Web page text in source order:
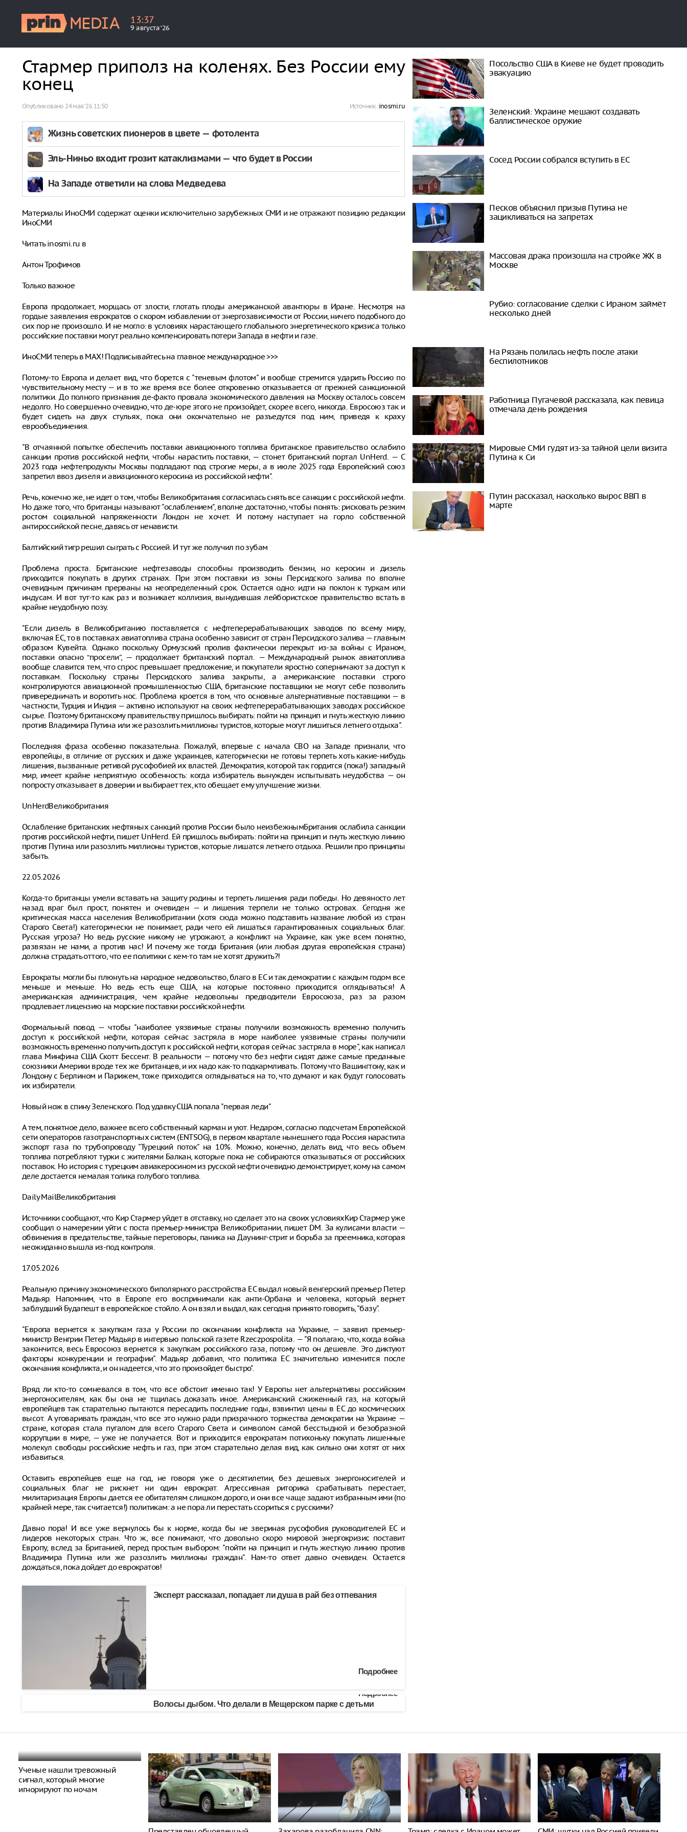
13:37
9 августа ‘26
Стармер приполз на коленях. Без России ему
конец
Опубликовано 24 мая ‘26 11:50 Источник: inosmi.ru
Жизнь советских пионеров в цвете — фотолента
Эль-Ниньо входит грозит катаклизмами — что будет в России
На Западе ответили на слова Медведева
Материалы ИноСМИ содержат оценки исключительно зарубежных СМИ и не отражают позицию редакции
ИноСМИ
Читать inosmi.ru в
Антон Трофимов
Только важное
Европа продолжает, морщась от злости, глотать плоды американской авантюры в Иране. Несмотря на
гордые заявления еврократов о скором избавлении от энергозависимости от России, ничего подобного до
сих пор не произошло. И не могло: в условиях нарастающего глобального энергетического кризиса только
российские поставки могут реально компенсировать потери Запада в нефти и газе.
ИноСМИ теперь в MAX! Подписывайтесь на главное международное >>>
Потому-то Европа и делает вид, что борется с "теневым флотом" и вообще стремится ударить Россию по
чувствительному месту — и в то же время все более откровенно отказывается от прежней санкционной
политики. До полного признания де-факто провала экономического давления на Москву осталось совсем
недолго. Но совершенно очевидно, что де-юре этого не произойдет, скорее всего, никогда. Евросоюз так и
будет сидеть на двух стульях, пока они окончательно не разъедутся под ним, приведя к краху
еврообъединения.
"В отчаянной попытке обеспечить поставки авиационного топлива британское правительство ослабило
санкции против российской нефти, чтобы нарастить поставки, — стонет британский портал UnHerd. — С
2023 года нефтепродукты Москвы подпадают под строгие меры, а в июле 2025 года Европейский союз
запретил ввоз дизеля и авиационного керосина из российской нефти".
Речь, конечно же, не идет о том, чтобы Великобритания согласилась снять все санкции с российской нефти.
Но даже того, что британцы называют "ослаблением", вполне достаточно, чтобы понять: рисковать резким
ростом социальной напряженности Лондон не хочет. И потому наступает на горло собственной
антироссийской песне, давясь от ненависти.
Балтийский тигр решил сыграть с Россией. И тут же получил по зубам
Проблема проста. Британские нефтезаводы способны производить бензин, но керосин и дизель
приходится покупать в других странах. При этом поставки из зоны Персидского залива по вполне
очевидным причинам прерваны на неопределенный срок. Остается одно: идти на поклон к туркам или
индусам. И вот тут-то как раз и возникает коллизия, вынудившая лейбористское правительство встать в
крайне неудобную позу.
"Если дизель в Великобританию поставляется с нефтеперерабатывающих заводов по всему миру,
включая ЕС, то в поставках авиатоплива страна особенно зависит от стран Персидского залива — главным
образом Кувейта. Однако поскольку Ормузский пролив фактически перекрыт из-за войны с Ираном,
поставки опасно “просели”, — продолжает британский портал. — Международный рынок авиатоплива
вообще славится тем, что спрос превышает предложение, и покупатели яростно соперничают за доступ к
поставкам. Поскольку страны Персидского залива закрыты, а американские поставки строго
контролируются авиационной промышленностью США, британские поставщики не могут себе позволить
привередничать и воротить нос. Проблема кроется в том, что основные альтернативные поставщики — в
частности, Турция и Индия — активно используют на своих нефтеперерабатывающих заводах российское
сырье. Поэтому британскому правительству пришлось выбирать: пойти на принцип и гнуть жесткую линию
против Владимира Путина или же разозлить миллионы туристов, которые могут лишиться летнего отдыха".
Последняя фраза особенно показательна. Пожалуй, впервые с начала СВО на Западе признали, что
европейцы, в отличие от русских и даже украинцев, категорически не готовы терпеть хоть какие-нибудь
лишения, вызванные ретивой русофобией их властей. Демократия, которой так гордится (пока!) западный
мир, имеет крайне неприятную особенность: когда избиратель вынужден испытывать неудобства — он
попросту отказывает в доверии и выбирает тех, кто обещает ему улучшение жизни.
UnHerdВеликобритания
Ослабление британских нефтяных санкций против России было неизбежнымБритания ослабила санкции
против российской нефти, пишет UnHerd. Ей пришлось выбирать: пойти на принцип и гнуть жесткую линию
против Путина или разозлить миллионы туристов, которые лишатся летнего отдыха. Решили про принципы
забыть.
22.05.2026
Когда-то британцы умели вставать на защиту родины и терпеть лишения ради победы. Но девяносто лет
назад враг был прост, понятен и очевиден — и лишения терпели не только островах. Сегодня же
критическая масса населения Великобритании (хотя сюда можно подставить название любой из стран
Старого Света!) категорически не понимает, ради чего ей лишаться гарантированных социальных благ.
Русская угроза? Но ведь русские никому не угрожают, а конфликт на Украине, как уже всем понятно,
развязан не нами, а против нас! И почему же тогда Британия (или любая другая европейская страна)
должна страдать оттого, что ее политики с кем-то там не хотят дружить?!
Еврократы могли бы плюнуть на народное недовольство, благо в ЕС и так демократии с каждым годом все
меньше и меньше. Но ведь есть еще США, на которые постоянно приходится оглядываться! А
американская администрация, чем крайне недовольны предводители Евросоюза, раз за разом
продлевает лицензию на морские поставки российской нефти.
Формальный повод — чтобы "наиболее уязвимые страны получили возможность временно получить
доступ к российской нефти, которая сейчас застряла в море наиболее уязвимые страны получили
возможность временно получить доступ к российской нефти, которая сейчас застряла в море", как написал
глава Минфина США Скотт Бессент. В реальности — потому что без нефти сидят даже самые преданные
союзники Америки вроде тех же британцев, и их надо как-то подкармливать. Потому что Вашингтону, как и
Лондону с Берлином и Парижем, тоже приходится оглядываться на то, что думают и как будут голосовать
их избиратели.
Новый нож в спину Зеленского. Под удавку США попала "первая леди"
А тем, понятное дело, важнее всего собственный карман и уют. Недаром, согласно подсчетам Европейской
сети операторов газотранспортных систем (ENTSOG), в первом квартале нынешнего года Россия нарастила
экспорт газа по трубопроводу "Турецкий поток" на 10%. Можно, конечно, делать вид, что весь объем
топлива потребляют турки с жителями Балкан, которые пока не собираются отказываться от российских
поставок. Но история с турецким авиакеросином из русской нефти очевидно демонстрирует, кому на самом
деле достается немалая толика голубого топлива.
Daily MailВеликобритания
Источники сообщают, что Кир Стармер уйдет в отставку, но сделает это на своих условияхКир Стармер уже
сообщил о намерении уйти с поста премьер-министра Великобритании, пишет DM. За кулисами власти —
обвинения в предательстве, тайные переговоры, паника на Даунинг-стрит и борьба за преемника, которая
неожиданно вышла из-под контроля.
17.05.2026
Реальную причину экономического биполярного расстройства ЕС выдал новый венгерский премьер Петер
Мадьяр. Напомним, что в Европе его воспринимали как анти-Орбана и человека, который вернет
заблудший Будапешт в европейское стойло. А он взял и выдал, как сегодня принято говорить, "базу".
"Европа вернется к закупкам газа у России по окончании конфликта на Украине, — заявил премьер-
министр Венгрии Петер Мадьяр в интервью польской газете Rzeczpospolita. — "Я полагаю, что, когда война
закончится, весь Евросоюз вернется к закупкам российского газа, потому что он дешевле. Это диктуют
факторы конкуренции и географии". Мадьяр добавил, что политика ЕС значительно изменится после
окончания конфликта, и он надеется, что это произойдет быстро".
Вряд ли кто-то сомневался в том, что все обстоит именно так! У Европы нет альтернативы российским
энергоносителям, как бы она не тщилась доказать иное. Американский сжиженный газ, на который
европейцев так старательно пытаются пересадить последние годы, взвинтил цены в ЕС до космических
высот. А уговаривать граждан, что все это нужно ради призрачного торжества демократии на Украине —
стране, которая стала пугалом для всего Старого Света и символом самой бесстыдной и безобразной
коррупции в мире, — уже не получается. Вот и приходится еврократам потихоньку покупать лишенные
молекул свободы российские нефть и газ, при этом старательно делая вид, как сильно они хотят от них
избавиться.
Оставить европейцев еще на год, не говоря уже о десятилетии, без дешевых энергоносителей и
социальных благ не рискнет ни один еврократ. Агрессивная риторика срабатывать перестает,
милитаризация Европы дается ее обитателям слишком дорого, и они все чаще задают избранным ими (по
крайней мере, так считается!) политикам: а не пора ли перестать ссориться с русскими?
Давно пора! И все уже вернулось бы к норме, когда бы не звериная русофобия руководителей ЕС и
лидеров некоторых стран. Что ж, все понимают, что довольно скоро мировой энергокризис поставит
Европу, вслед за Британией, перед простым выбором: "пойти на принцип и гнуть жесткую линию против
Владимира Путина или же разозлить миллионы граждан". Нам-то ответ давно очевиден. Остается
дождаться, пока дойдет до еврократов!
Эксперт рассказал, попадает ли душа в рай без отпевания
Подробнее
Волосы дыбом. Что делали в Мещерском парке с детьми
Подробнее
Посольство США в Киеве не будет проводить
эвакуацию
Зеленский: Украине мешают создавать
баллистическое оружие
Сосед России собрался вступить в ЕС
Песков объяснил призыв Путина не
зацикливаться на запретах
Массовая драка произошла на стройке ЖК в
Москве
Рубио: согласование сделки с Ираном займёт
несколько дней
На Рязань полилась нефть после атаки
беспилотников
Работница Пугачевой рассказала, как певица
отмечала день рождения
Мировые СМИ гудят из-за тайной цели визита
Путина к Си
Путин рассказал, насколько вырос ВВП в
марте
Ученые нашли тревожный
сигнал, который многие
игнорируют по ночам